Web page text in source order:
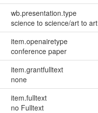
wb.presentation.type
science to science/art to art
item.openairetype
conference paper
item.grantfulltext
none
item.fulltext
no Fulltext